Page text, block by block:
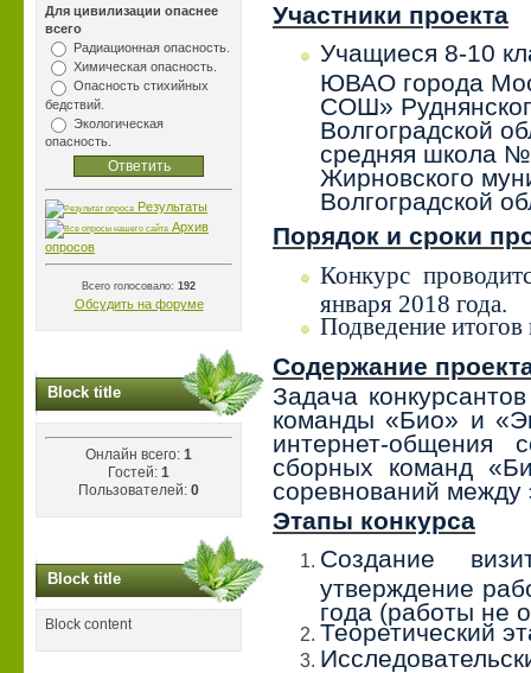
Для цивилизации опаснее
всего
Радиационная опасность.
Химическая опасность.
Опасность стихийных
бедствий.
Экологическая
опасность.
Результаты
Архив
опросов
Всего голосовало: 192
Обсудить на форуме
Block title
Онлайн всего: 1
Гостей: 1
Пользователей: 0
Block title
Block content
Участники проекта
Учащиеся 8-10
ЮВАО города
СОШ»
Волгоградской
средняя школа
Жирновского
Волгоградской
Порядок и сроки
Конкурс
января 2018 года.
Подведение итогов
Содержание
Задача
команды «Био» и
интернет-общения
сборных команд
соревнований
Этапы конкурса
Создание
утверждение
года (работы не
Теоретический